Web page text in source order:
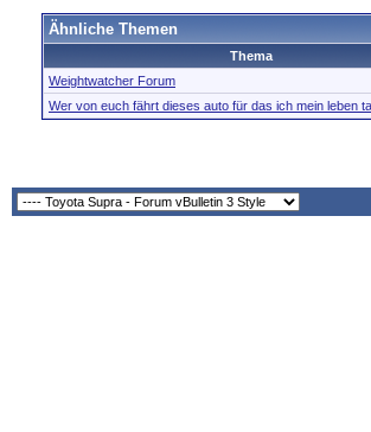
Ähnliche Themen
Thema
Weightwatcher Forum
Wer von euch fährt dieses auto für das ich mein leben